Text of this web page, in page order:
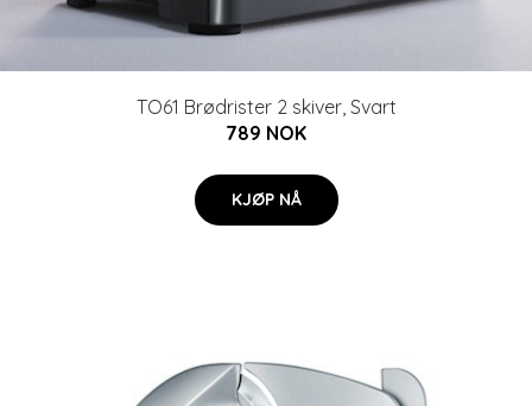
TO61 Brødrister 2 skiver, Svart
789 NOK
KJØP NÅ